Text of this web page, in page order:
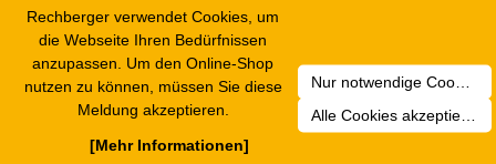
Rechberger verwendet Cookies, um
die Webseite Ihren Bedürfnissen
anzupassen. Um den Online-Shop
nutzen zu können, müssen Sie diese
Meldung akzeptieren.
Nur notwendige Cookies akzeptieren
Alle Cookies akzeptieren
[Mehr Informationen]
Leider ist ein technischer Fehler
aufgetreten. Unser Service-Team wird